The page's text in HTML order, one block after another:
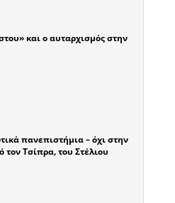
και ο αυταρχισμός στην
πανεπιστήμια – όχι στην
τον Τσίπρα, του Στέλιου